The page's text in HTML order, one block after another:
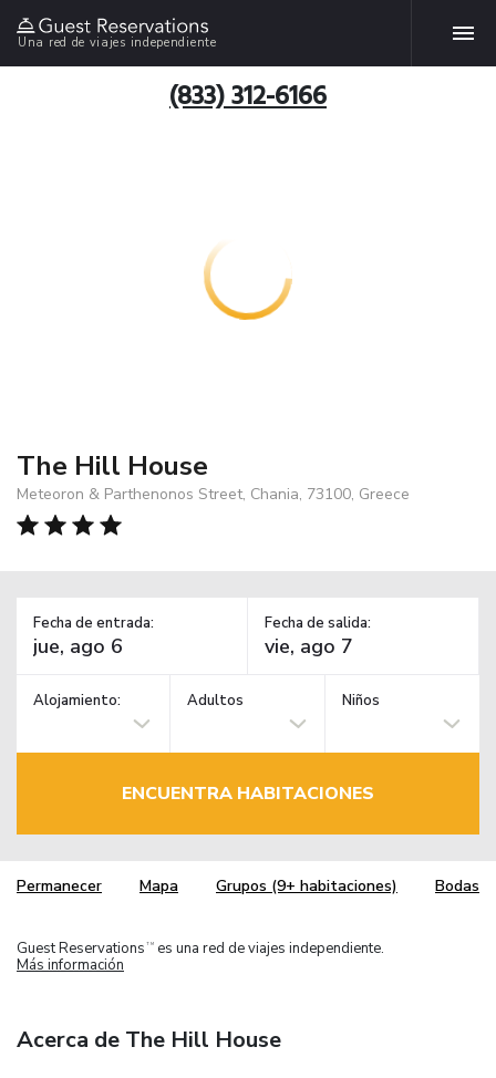
Una red de viajes independiente
(833) 312-6166
The Hill House
Meteoron & Parthenonos Street, Chania, 73100, Greece
Fecha de entrada: Fecha de salida:
Alojamiento: Adultos Niños
ENCUENTRA HABITACIONES
Permanecer Mapa Grupos (9+ habitaciones) Bodas
Guest Reservations TM
es una red de viajes independiente.
Más información
Acerca de The Hill House